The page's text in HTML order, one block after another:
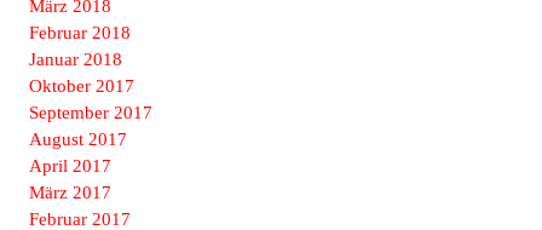
März 2018
Februar 2018
Januar 2018
Oktober 2017
September 2017
August 2017
April 2017
März 2017
Februar 2017